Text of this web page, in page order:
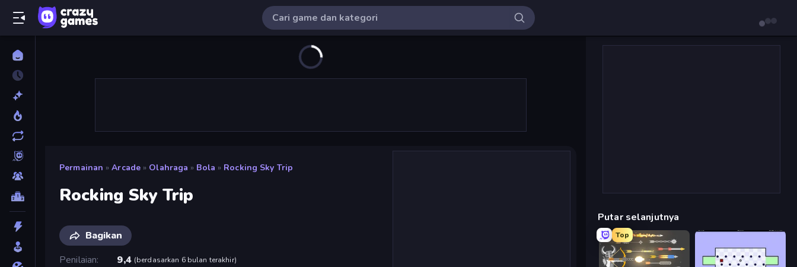
Permainan » Arcade » Olahraga » Bola » Rocking Sky Trip
Rocking Sky Trip
Bagikan
Penilaian
9,4 (berdasarkan 6 bulan terakhir)
Putar selanjutnya
Top